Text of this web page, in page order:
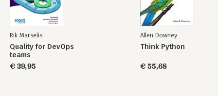
Rik Marselis
Quality for DevOps
teams
€ 39,95
Allen Downey
Think Python
€ 55,68